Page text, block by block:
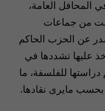
المحافل العامة،
من جماعات
عن الحزب الحاكم
عليها تشددها في
للفلسفة، ما
بحسب مايرى نقادها.